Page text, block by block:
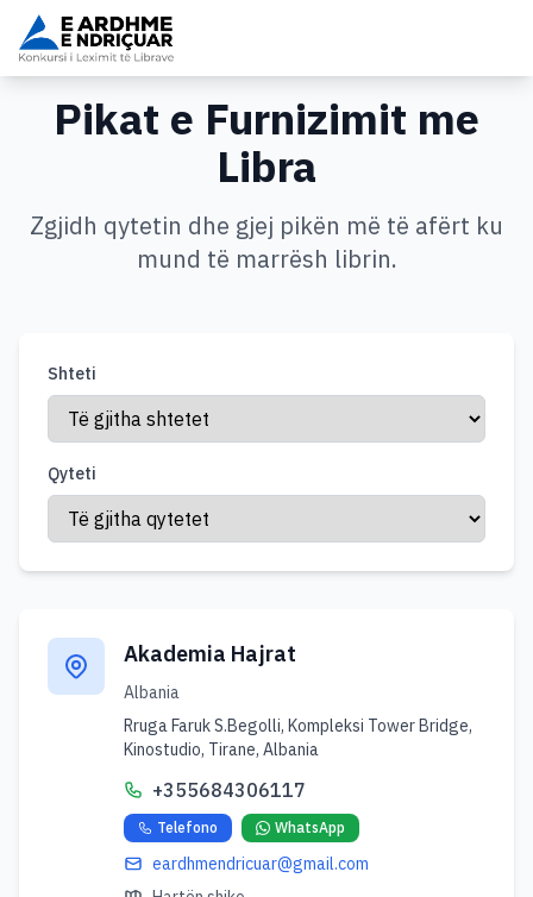
Pikat e Furnizimit me
Libra
Zgjidh qytetin dhe gjej pikën më të afërt ku
mund të marrësh librin.
Shteti
Qyteti
Akademia Hajrat
Albania
Rruga Faruk S.Begolli, Kompleksi Tower Bridge,
Kinostudio, Tirane, Albania
+355684306117
Telefono WhatsApp
eardhmendricuar@gmail.com